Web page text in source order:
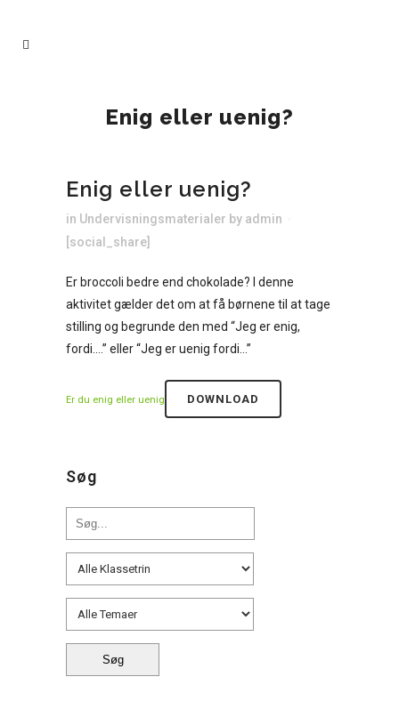
Enig eller uenig?
Enig eller uenig?
in Undervisningsmaterialer by admin
[social_share]
Er broccoli bedre end chokolade? I denne
aktivitet gælder det om at få børnene til at tage
stilling og begrunde den med “Jeg er enig,
fordi….” eller “Jeg er uenig fordi…”
Er du enig eller uenig DOWNLOAD
Søg